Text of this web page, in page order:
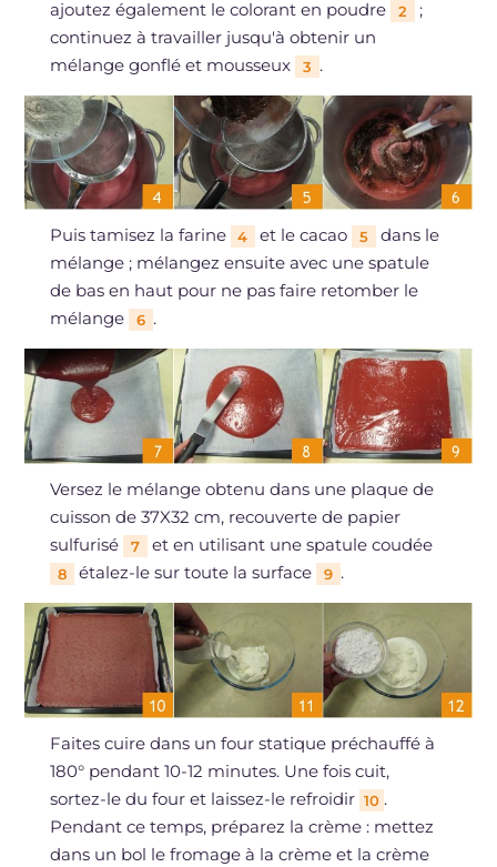
ajoutez également le colorant en poudre
2
;
continuez à travailler jusqu'à obtenir un
mélange gonflé et mousseux
3 .
Puis tamisez la farine 4 et le cacao 5
dans le
mélange ; mélangez ensuite avec une spatule
de bas en haut pour ne pas faire retomber le
mélange
6 .
Versez le mélange obtenu dans une plaque de
cuisson de 37X32 cm, recouverte de papier
sulfurisé
7 et en utilisant une spatule coudée
8 étalez-le sur toute la surface 9 .
Faites cuire dans un four statique préchauffé à
180° pendant 10-12 minutes. Une fois cuit,
sortez-le du four et laissez-le refroidir 10 .
Pendant ce temps, préparez la crème : mettez
dans un bol le fromage à la crème et la crème